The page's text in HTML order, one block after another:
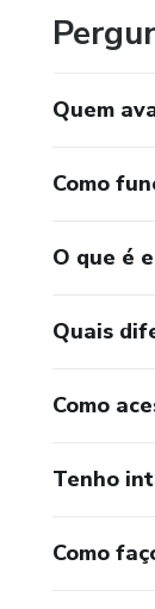
Quem
Como
O que é
Quais
Como
Tenho
Como